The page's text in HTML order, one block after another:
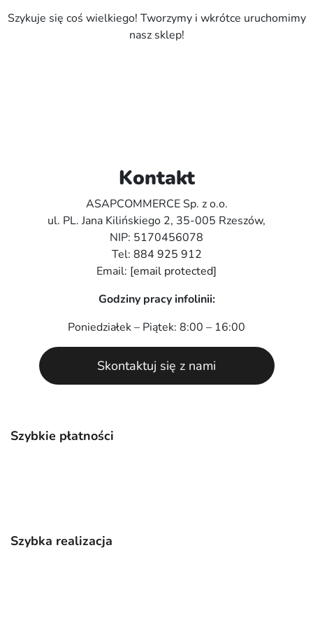
Szykuje się coś wielkiego! Tworzymy i wkrótce uruchomimy
nasz sklep!
Szybkie płatności
Szybka realizacja
Kontakt
ASAPCOMMERCE Sp. z o.o.
ul. PL. Jana Kilińskiego 2, 35-005 Rzeszów,
NIP: 5170456078
Tel: 884 925 912
Email: [email protected]
Godziny pracy infolinii:
Poniedziałek – Piątek: 8:00 – 16:00
Skontaktuj się z nami